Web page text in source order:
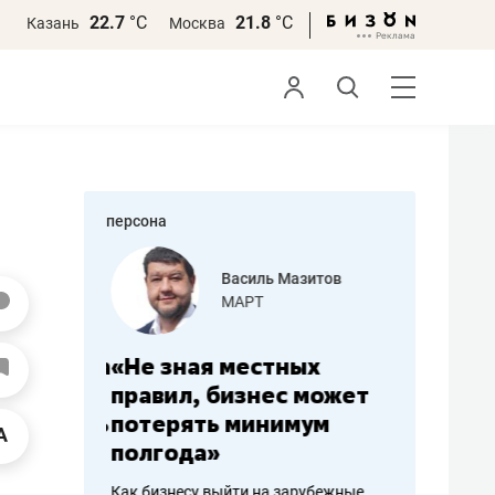
Казань 22.7 °С Москва 21.8 °С
персона
работа
Василь Мазитов
МАРТ
«Не зная местных
правил, бизнес может
потерять минимум
полгода»